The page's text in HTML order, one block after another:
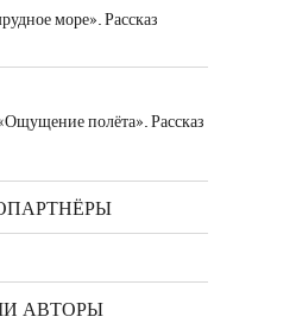
море». Рассказ
полёта». Рассказ
АВТОРЫ